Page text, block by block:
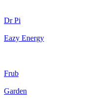
Dr Pi
Eazy Energy
Frub
Garden